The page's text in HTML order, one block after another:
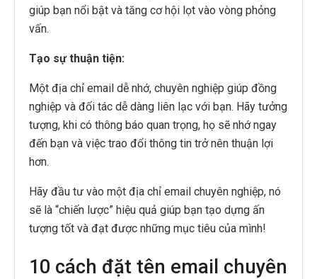
giúp bạn nổi bật và tăng cơ hội lọt vào vòng phỏng
vấn.
Tạo sự thuận tiện:
Một địa chỉ email dễ nhớ, chuyên nghiệp giúp đồng
nghiệp và đối tác dễ dàng liên lạc với bạn. Hãy tưởng
tượng, khi có thông báo quan trọng, họ sẽ nhớ ngay
đến bạn và việc trao đổi thông tin trở nên thuận lợi
hơn.
Hãy đầu tư vào một địa chỉ email chuyên nghiệp, nó
sẽ là “chiến lược” hiệu quả giúp bạn tạo dựng ấn
tượng tốt và đạt được những mục tiêu của mình!
10 cách đặt tên email chuyên